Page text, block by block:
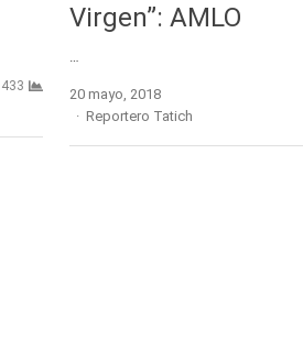
Virgen”: AMLO
20 mayo, 2018
Author
Reportero Tatich